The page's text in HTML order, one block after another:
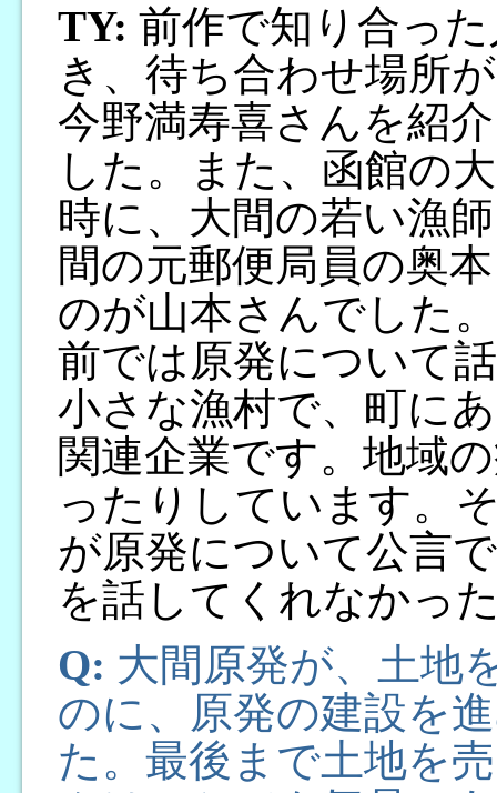
TY: 前作で知り合っ
き、待ち合わせ場所
今野満寿喜さんを紹
した。また、函館の
時に、大間の若い漁
間の元郵便局員の奥
のが山本さんでした
前では原発について
小さな漁村で、町に
関連企業です。地域
ったりしています。
が原発について公言
を話してくれなかっ
Q: 大間原発が、土地
のに、原発の建設を
た。最後まで土地を